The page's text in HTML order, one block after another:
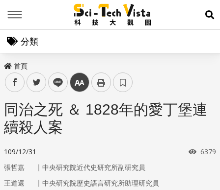
展
分類
首頁
facebooktwitter line 中
同治之死 ＆ 1828年的愛丁堡連
續殺人案
109/12/31 瀏覽
6379
張哲嘉 ｜ 中央研究院近代史研究所副研究員
王道還
｜ 中央研究院歷史語言研究所助理研究員